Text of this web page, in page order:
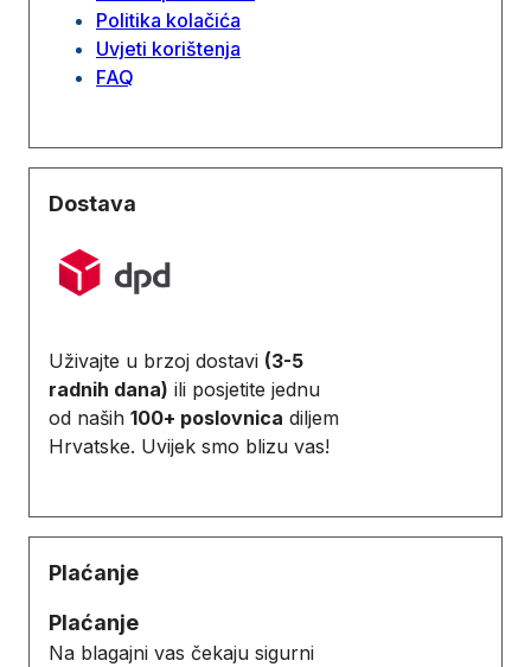
Politika kolačića
Uvjeti korištenja
FAQ
Dostava
Uživajte u brzoj dostavi (3-5
radnih dana) ili posjetite jednu
od naših 100+ poslovnica diljem
Hrvatske. Uvijek smo blizu vas!
Plaćanje
Plaćanje
Na blagajni vas čekaju sigurni